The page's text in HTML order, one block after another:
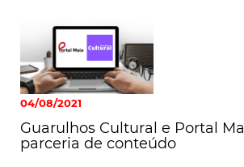
04/08/2021
Guarulhos Cultural e Portal
parceria de conteúdo